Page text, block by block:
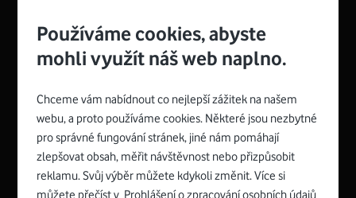
Zyxel VMG8623-T50B:
Rozměry modemu jsou 16 x 22 x 7,5 cm (včetně stojánku)
a nabízí 4 gigabitové LAN porty a bezdrátové připojení Wi-
Spojte se s Vodafonem
Používáme cookies, abyste
mohli využít náš web naplno.
Chceme vám nabídnout co nejlepší zážitek na našem
webu, a proto používáme cookies. Některé jsou nezbytné
pro správné fungování stránek, jiné nám pomáhají
zlepšovat obsah, měřit návštěvnost nebo přizpůsobit
reklamu. Svůj výběr můžete kdykoli změnit. Více si
můžete přečíst v Prohlášení o zpracování osobních údajů